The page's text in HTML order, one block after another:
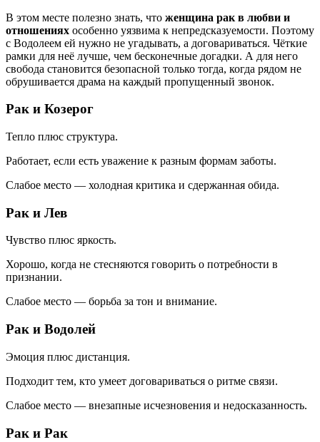
В этом месте полезно знать, что женщина рак в любви и
отношениях особенно уязвима к непредсказуемости. Поэтому
с Водолеем ей нужно не угадывать, а договариваться. Чёткие
рамки для неё лучше, чем бесконечные догадки. А для него
свобода становится безопасной только тогда, когда рядом не
обрушивается драма на каждый пропущенный звонок.
Рак и Козерог
Тепло плюс структура.
Работает, если есть уважение к разным формам заботы.
Слабое место — холодная критика и сдержанная обида.
Рак и Лев
Чувство плюс яркость.
Хорошо, когда не стесняются говорить о потребности в
признании.
Слабое место — борьба за тон и внимание.
Рак и Водолей
Эмоция плюс дистанция.
Подходит тем, кто умеет договариваться о ритме связи.
Слабое место — внезапные исчезновения и недосказанность.
Рак и Рак